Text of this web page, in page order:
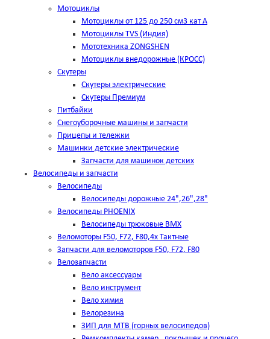
Мотоциклы
Мотоциклы от 125 до 250 см3 кат А
Мотоциклы TVS (Индия)
Мототехника ZONGSHEN
Мотоциклы внедорожные (КРОСС)
Скутеры
Скутеры электрические
Скутеры Премиум
Питбайки
Снегоуборочные машины и запчасти
Прицепы и тележки
Машинки детские электрические
Запчасти для машинок детских
Велосипеды и запчасти
Велосипеды
Велосипеды дорожные 24",26",28"
Велосипеды PHOENIX
Велосипеды трюковые BMX
Веломоторы F50, F72, F80,4х Тактные
Запчасти для веломоторов F50, F72, F80
Велозапчасти
Вело аксессуары
Вело инструмент
Вело химия
Велорезина
ЗИП для MTB (горных велосипедов)